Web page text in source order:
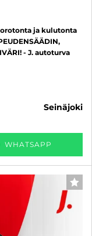
ja kulutonta
- J. autoturva
seinäjoki
WHATSAPP